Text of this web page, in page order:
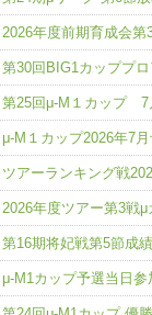
2026年度前期育成会
第30回BIG1カッププ
第25回μ-M１カップ
μ-M１カップ2026年7
ツアーランキング戦
2026年度ツアー第3戦
第16期将妃戦第5節成績
μ-M1カップ予選当日